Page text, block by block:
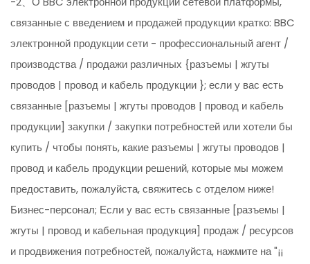
связанные с введением и продажей продукции кратко: BBC
электронной продукции сети - профессиональный агент /
производства / продажи различных {разъемы | жгуты
проводов | провод и кабель продукции }; если у вас есть
связанные [разъемы | жгуты проводов | провод и кабель
продукции] закупки / закупки потребностей или хотели бы
купить / чтобы понять, какие разъемы | жгуты проводов |
провод и кабель продукции решений, которые мы можем
предоставить, пожалуйста, свяжитесь с отделом ниже!
Бизнес-персонал; Если у вас есть связанные [разъемы |
жгуты | провод и кабельная продукция] продаж / ресурсов
и продвижения потребностей, пожалуйста, нажмите на "¡¡